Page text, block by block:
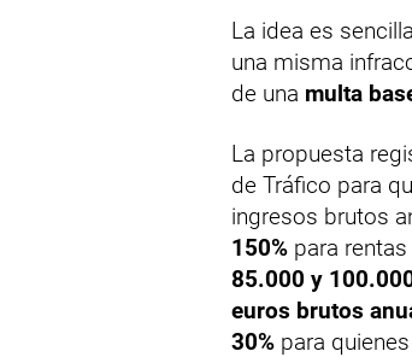
La idea es
una misma
de una multa
La propuesta
de Tráfico para
ingresos brutos
150% para
85.000 y
euros brutos
30% para